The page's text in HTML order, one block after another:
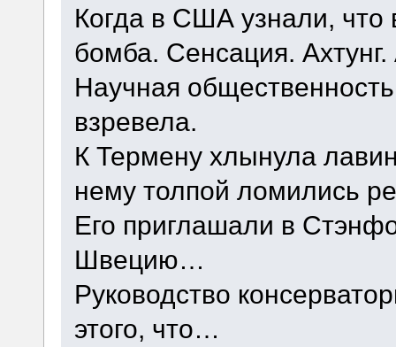
Когда в США узнали, что
бомба. Сенсация. Ахтунг.
Научная
взревела.
К Термену хлынула
нему толпой ломились
Его приглашали в
Швецию…
Руководство
этого, что…